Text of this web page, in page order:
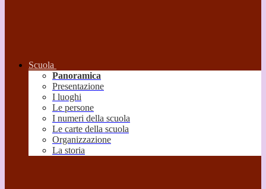
Scuola
Panoramica
Presentazione
I luoghi
Le persone
I numeri della scuola
Le carte della scuola
Organizzazione
La storia